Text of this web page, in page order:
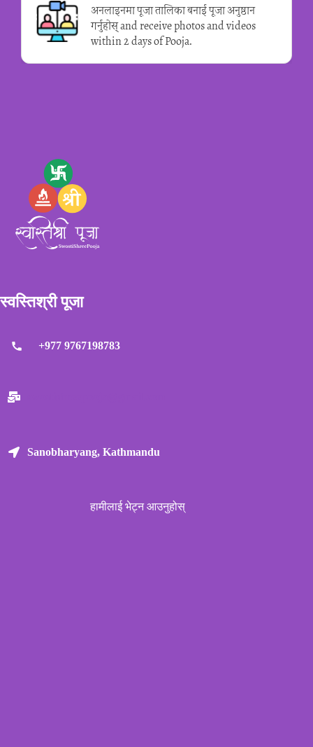
अनलाइनमा पूजा तालिका बनाई पूजा अनुष्ठान
गर्नुहोस् and receive photos and videos
within 2 days of Pooja.
स्वस्तिश्री पूजा
+977 9767198783
Sanobharyang, Kathmandu
हामीलाई भेट्न आउनुहोस्